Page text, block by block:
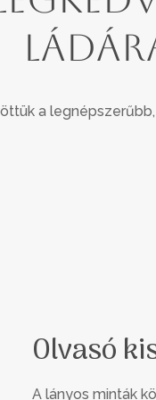
a
Olvasó
A lányos minták